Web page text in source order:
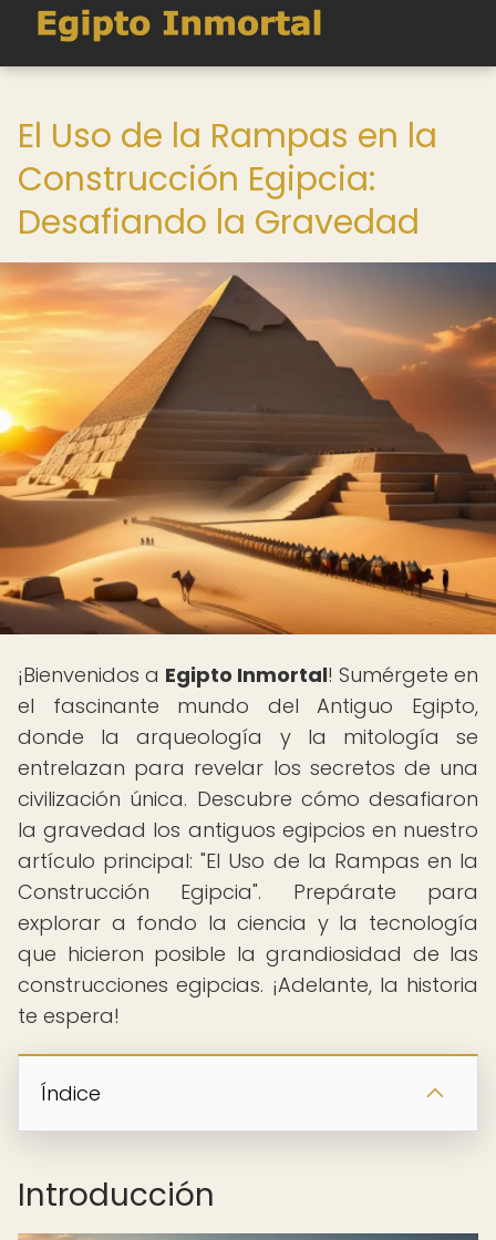
El Uso de la Rampas en la
Construcción Egipcia:
Desafiando la Gravedad
¡Bienvenidos a Egipto Inmortal! Sumérgete en
el fascinante mundo del Antiguo Egipto,
donde la arqueología y la mitología se
entrelazan para revelar los secretos de una
civilización única. Descubre cómo desafiaron
la gravedad los antiguos egipcios en nuestro
artículo principal: "El Uso de la Rampas en la
Construcción Egipcia". Prepárate para
explorar a fondo la ciencia y la tecnología
que hicieron posible la grandiosidad de las
construcciones egipcias. ¡Adelante, la historia
te espera!
Índice
Introducción